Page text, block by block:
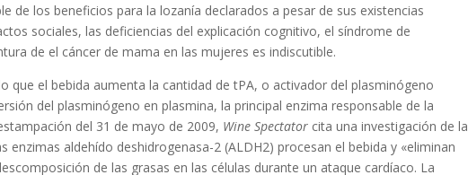
de los beneficios para la lozanía declarados a pesar de sus existencias
sociales, las deficiencias del explicación cognitivo, el síndrome de
de el cáncer de mama en las mujeres es indiscutible.
que el bebida aumenta la cantidad de tPA, o activador del plasminógeno
del plasminógeno en plasmina, la principal enzima responsable de la
del 31 de mayo de 2009, Wine Spectator cita una investigación de la
enzimas aldehído deshidrogenasa-2 (ALDH2) procesan el bebida y «eliminan
de las grasas en las células durante un ataque cardíaco. La